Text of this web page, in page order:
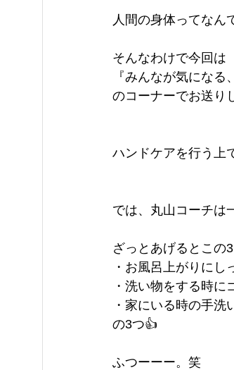
人間の身体ってなん
そんなわけで今回は
『みんなが気になる
のコーナーでお送り
ハンドケアを行う上
では、丸山コーチは
ざっとあげるとこの3
・お風呂上がりにし
・洗い物をする時に
・家にいる時の手洗
の3つ👍
ふつーーー。笑